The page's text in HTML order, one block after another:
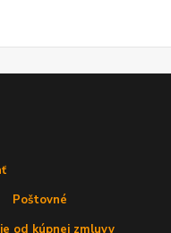
Poštovné
od kúpnej zmluvy